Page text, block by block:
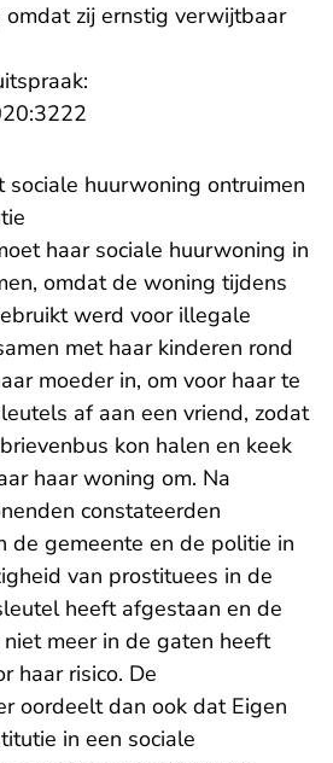
zij ernstig verwijtbaar
sociale huurwoning ontruimen
haar sociale huurwoning in
omdat de woning tijdens
werd voor illegale
met haar kinderen rond
moeder in, om voor haar te
af aan een vriend, zodat
kon halen en keek
haar woning om. Na
constateerden
de gemeente en de politie in
van prostituees in de
heeft afgestaan en de
meer in de gaten heeft
haar risico. De
oordeelt dan ook dat Eigen
in een sociale